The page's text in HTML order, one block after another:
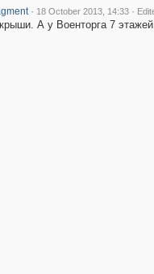
· 18 October 2013, 14:33 ·
А у Военторга 7